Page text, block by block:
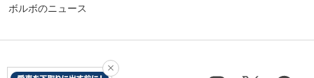
ボルボのニュース